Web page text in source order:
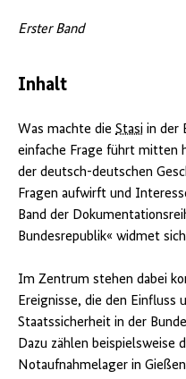
Erster Band
Inhalt
Was machte die Stasi in der
einfache Frage führt mitten
der deutsch-deutschen
Fragen aufwirft und
Band der
Bundesrepublik« widmet
Im Zentrum stehen dabei
Ereignisse, die den Einfluss
Staatssicherheit in der
Dazu zählen beispielsweise
Notaufnahmelager in